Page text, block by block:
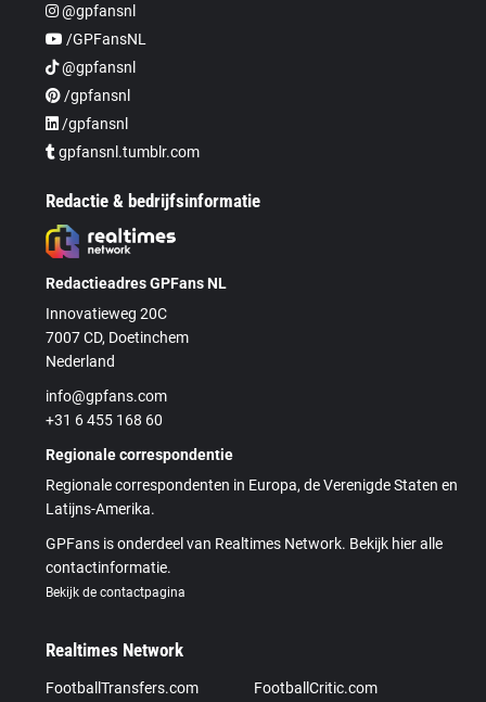
@gpfansnl
/GPFansNL
@gpfansnl
/gpfansnl
/gpfansnl
gpfansnl.tumblr.com
Redactie & bedrijfsinformatie
Redactieadres GPFans NL
Innovatieweg 20C
7007 CD, Doetinchem
Nederland
info@gpfans.com
+31 6 455 168 60
Regionale correspondentie
Regionale correspondenten in Europa, de Verenigde Staten en
Latijns-Amerika.
GPFans is onderdeel van Realtimes Network. Bekijk hier alle
contactinformatie.
Bekijk de contactpagina
Realtimes Network
FootballTransfers.com FootballCritic.com